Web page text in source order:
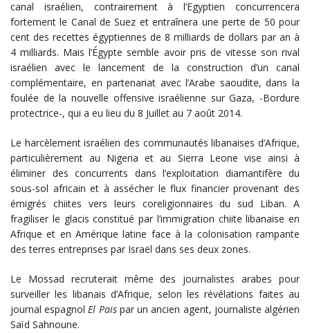
canal israélien, contrairement à l’Egyptien concurrencera
fortement le Canal de Suez et entraînera une perte de 50 pour
cent des recettes égyptiennes de 8 milliards de dollars par an à
4 milliards. Mais l’Égypte semble avoir pris de vitesse son rival
israélien avec le lancement de la construction d’un canal
complémentaire, en partenariat avec l’Arabe saoudite, dans la
foulée de la nouvelle offensive israélienne sur Gaza, -Bordure
protectrice-, qui a eu lieu du 8 Juillet au 7 août 2014.
Le harcèlement israélien des communautés libanaises d’Afrique,
particulièrement au Nigeria et au Sierra Leone vise ainsi à
éliminer des concurrents dans l’exploitation diamantifère du
sous-sol africain et à assécher le flux financier provenant des
émigrés chiites vers leurs coreligionnaires du sud Liban. A
fragiliser le glacis constitué par l’immigration chiite libanaise en
Afrique et en Amérique latine face à la colonisation rampante
des terres entreprises par Israël dans ses deux zones.
Le Mossad recruterait même des journalistes arabes pour
surveiller les libanais d’Afrique, selon les révélations faites au
journal espagnolEl Paispar un ancien agent, journaliste algérien
Saïd Sahnoune.